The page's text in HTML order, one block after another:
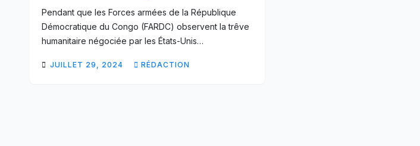
Pendant que les Forces armées de la République
Démocratique du Congo (FARDC) observent la trêve
humanitaire négociée par les États-Unis…
JUILLET 29, 2024 RÉDACTION